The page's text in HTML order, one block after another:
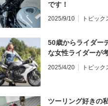
です！
2025/9/10 トピック
50歳からライダー
な女性ライダーが
2025/4/20 トピック
ツーリング好きの